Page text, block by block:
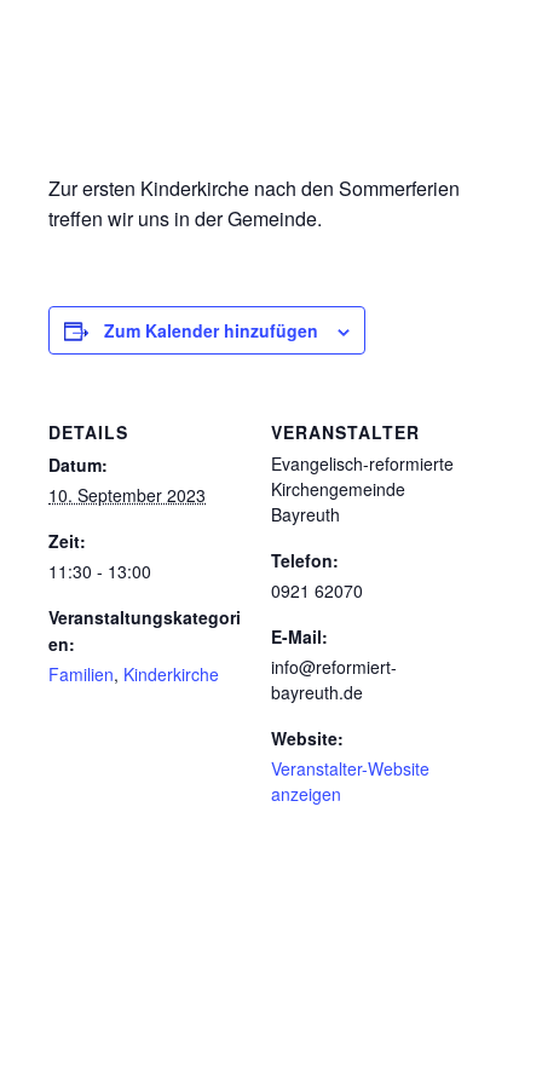
Zur ersten Kinderkirche nach den Sommerferien
treffen wir uns in der Gemeinde.
Zum Kalender hinzufügen
DETAILS
Datum:
10. September 2023
Zeit:
11:30 - 13:00
Veranstaltungskategori
en:
Familien, Kinderkirche
VERANSTALTER
Evangelisch-reformierte
Kirchengemeinde
Bayreuth
Telefon:
0921 62070
E-Mail:
info@reformiert-
bayreuth.de
Website:
Veranstalter-Website
anzeigen